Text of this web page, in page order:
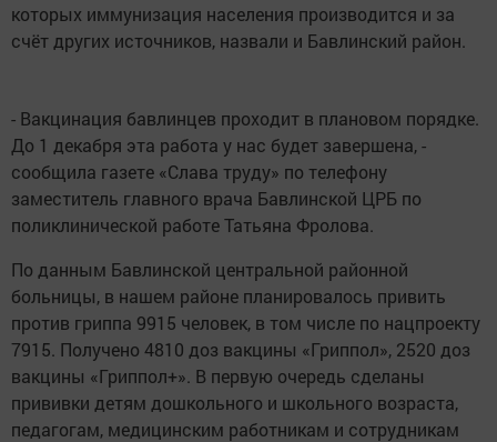
которых иммунизация населения производится и за
счёт других источников, назвали и Бавлинский район.
- Вакцинация бавлинцев проходит в плановом порядке.
До 1 декабря эта работа у нас будет завершена, -
сообщила газете «Слава труду» по телефону
заместитель главного врача Бавлинской ЦРБ по
поликлинической работе Татьяна Фролова.
По данным Бавлинской центральной районной
больницы, в нашем районе планировалось привить
против гриппа 9915 человек, в том числе по нацпроекту
7915. Получено 4810 доз вакцины «Гриппол», 2520 доз
вакцины «Гриппол+». В первую очередь сделаны
прививки детям дошкольного и школьного возраста,
педагогам, медицинским работникам и сотрудникам